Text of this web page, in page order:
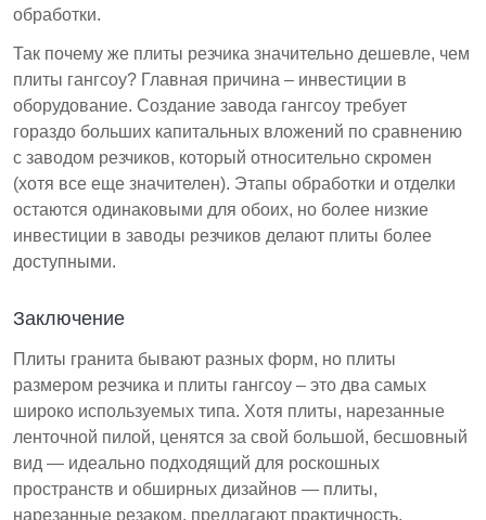
обработки.
Так почему же плиты резчика значительно дешевле, чем
плиты гангсоу? Главная причина – инвестиции в
оборудование. Создание завода гангсоу требует
гораздо больших капитальных вложений по сравнению
с заводом резчиков, который относительно скромен
(хотя все еще значителен). Этапы обработки и отделки
остаются одинаковыми для обоих, но более низкие
инвестиции в заводы резчиков делают плиты более
доступными.
Заключение
Плиты гранита бывают разных форм, но плиты
размером резчика и плиты гангсоу – это два самых
широко используемых типа. Хотя плиты, нарезанные
ленточной пилой, ценятся за свой большой, бесшовный
вид — идеально подходящий для роскошных
пространств и обширных дизайнов — плиты,
нарезанные резаком, предлагают практичность,